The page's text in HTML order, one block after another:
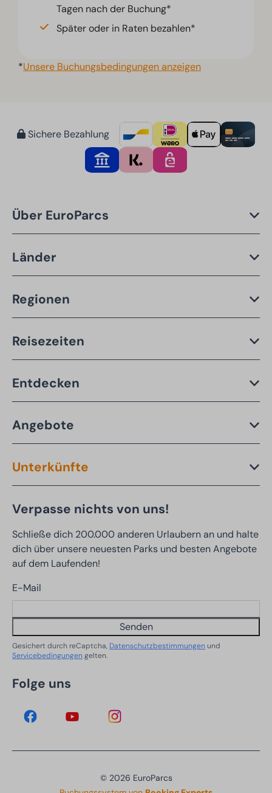
Tagen nach der Buchung*
Später oder in Raten bezahlen*
*Unsere Buchungsbedingungen anzeigen
Sichere Bezahlung
Über EuroParcs
Länder
Regionen
Reisezeiten
Entdecken
Angebote
Unterkünfte
Verpasse nichts von uns!
Schließe dich 200.000 anderen Urlaubern an und halte
dich über unsere neuesten Parks und besten Angebote
auf dem Laufenden!
E-Mail
Senden
Gesichert durch reCaptcha, Datenschutzbestimmungen und
Servicebedingungen gelten.
Folge uns
© 2026 EuroParcs